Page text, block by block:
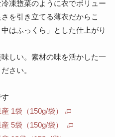
凍惣菜のように衣でボリュー
を引き立てる薄衣だからこ
はふっくら」とした仕上がり
しい。素材の味を活かした一
さい。
1袋（150g/袋）
5袋（150g/袋）